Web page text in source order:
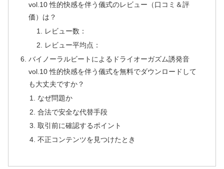
vol.10 性的快感を伴う儀式のレビュー（口コミ＆評
価）は？
レビュー数：
レビュー平均点：
バイノーラルビートによるドライオーガズム誘発音
vol.10 性的快感を伴う儀式を無料でダウンロードして
も大丈夫ですか？
なぜ問題か
合法で安全な代替手段
取引前に確認するポイント
不正コンテンツを見つけたとき